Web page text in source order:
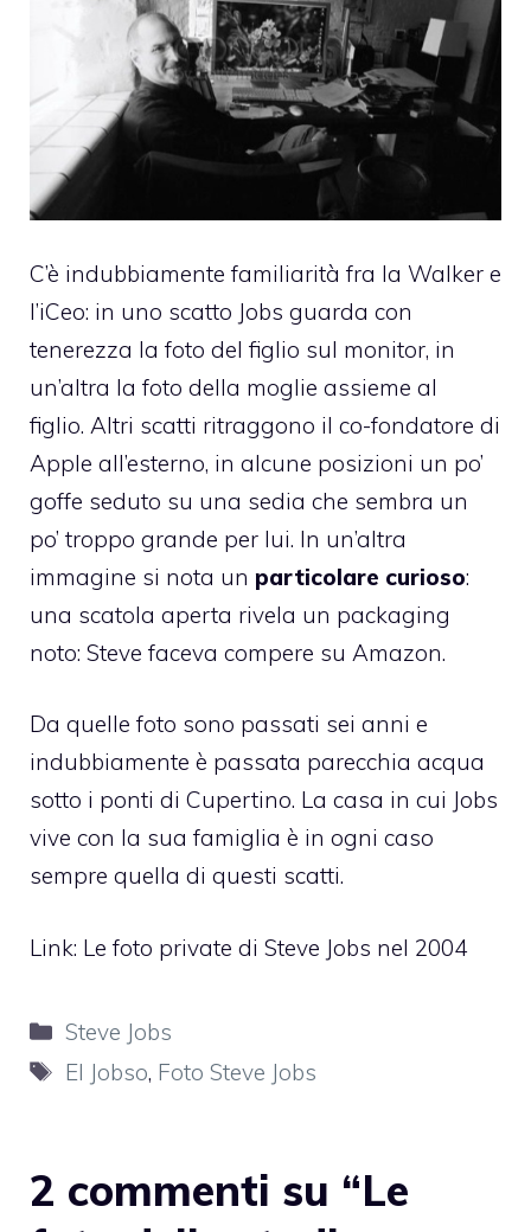
C’è indubbiamente familiarità fra la Walker e
l’iCeo: in uno scatto Jobs guarda con
tenerezza la foto del figlio sul monitor, in
un’altra la foto della moglie assieme al
figlio. Altri scatti ritraggono il co-fondatore di
Apple all’esterno, in alcune posizioni un po’
goffe seduto su una sedia che sembra un
po’ troppo grande per lui. In un’altra
immagine si nota un particolare curioso:
una scatola aperta rivela un packaging
noto: Steve faceva compere su Amazon.
Da quelle foto sono passati sei anni e
indubbiamente è passata parecchia acqua
sotto i ponti di Cupertino. La casa in cui Jobs
vive con la sua famiglia è in ogni caso
sempre quella di questi scatti.
Link: Le foto private di Steve Jobs nel 2004
Categorie
Steve Jobs
Tag
El Jobso, Foto Steve Jobs
2 commenti su “Le